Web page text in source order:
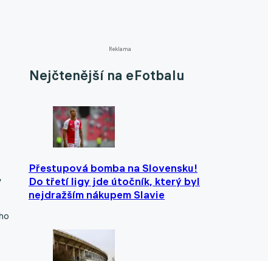
Reklama
Nejčtenější na eFotbalu
Přestupová bomba na Slovensku!
Do třetí ligy jde útočník, který byl
nejdražším nákupem Slavie